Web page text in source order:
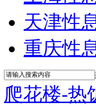
天津性
重庆性
爬花楼-热